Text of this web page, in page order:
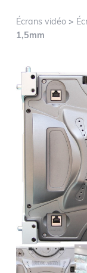
Écrans vidéo>
1,5mm